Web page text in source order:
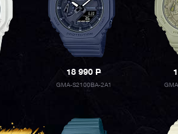
18 990P
GMA-S2100BA-2A1